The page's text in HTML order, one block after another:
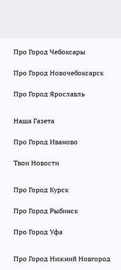
Про Город Чебоксары
Про Город Новочебоксарск
Про Город Ярославль
Наша Газета
Про Город Иваново
Твои Новости
Про Город Курск
Про Город Рыбинск
Про Город Уфа
Про Город Нижний Новгород